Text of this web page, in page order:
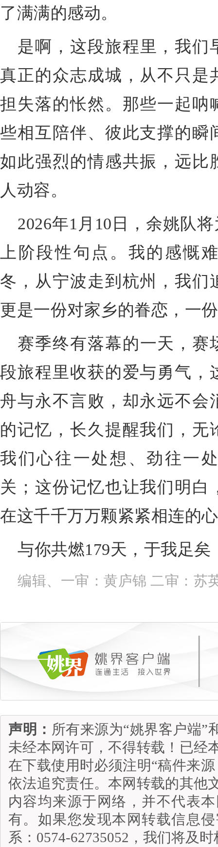
了满满的感动。
是啊，这段旅程里，我们
真正的众志成城，从不只是
担失落的怅然。那些一起呐
些相互陪伴、彼此支撑的瞬
如此强烈的情感共振，远比
人动容。
2026年1月10日，余姚队
上阶段性句点。我的感慨
冬，从宁波走到杭州，我们
更是一份对家乡的眷恋，一
赛季终有落幕的一天，赛
段旅程里收获的爱与勇气，
舟与永不言败，却永远不会
的记忆，长久提醒我们，无
我们心往一处想、劲往一
关；这份记忆也让我们明白
在这千千万万颗紧紧相连的
与你共燃179天，于我足矣
编辑、一审：黄庐锦 二审：苏
声明： 所有来源为“姚界客户端”
未经本网许可，不得转载！已经
在下载使用时必须注明“稿件来
依法追究责任。本网转载的其他
内容均来源于网络，并不代表
有。如果您发现本网转载信息
系：0574-62735052，我们将及